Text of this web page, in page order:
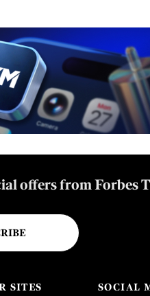
offers from Forbes
SITES SOCIAL